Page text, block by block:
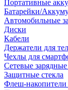
Портативные
Батарейки/
Автомобильные
Диски
Кабели
Держатели для
Чехлы для
Сетевые
Защитные стекла
Флеш-накопители